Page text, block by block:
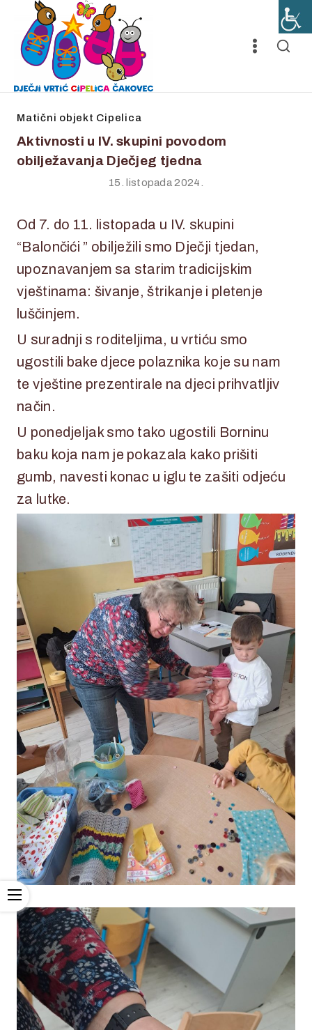
Matični objekt Cipelica
Aktivnosti u IV. skupini povodom
obilježavanja Dječjeg tjedna
15. listopada 2024.
Od 7. do 11. listopada u IV. skupini
“Balončići ” obilježili smo Dječji tjedan,
upoznavanjem sa starim tradicijskim
vještinama: šivanje, štrikanje i pletenje
luščinjem.
U suradnji s roditeljima, u vrtiću smo
ugostili bake djece polaznika koje su nam
te vještine prezentirale na djeci prihvatljiv
način.
U ponedjeljak smo tako ugostili Borninu
baku koja nam je pokazala kako prišiti
gumb, navesti konac u iglu te zašiti odjeću
za lutke.